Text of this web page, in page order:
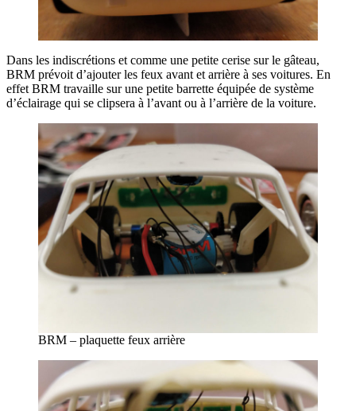
Dans les indiscrétions et comme une petite cerise sur le gâteau,
BRM prévoit d’ajouter les feux avant et arrière à ses voitures. En
effet BRM travaille sur une petite barrette équipée de système
d’éclairage qui se clipsera à l’avant ou à l’arrière de la voiture.
BRM – plaquette feux arrière